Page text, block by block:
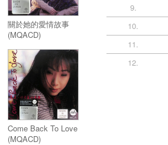
關於她的愛情故事
(MQACD)
Come Back To Love
(MQACD)
9.
10.
11.
12.